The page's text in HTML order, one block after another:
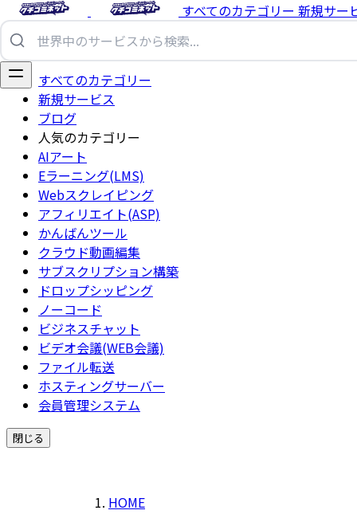
すべてのカテゴリー 新規サー
すべてのカテゴリー
新規サービス
ブログ
人気のカテゴリー
AIアート
Eラーニング(LMS)
Webスクレイピング
アフィリエイト(ASP)
かんばんツール
クラウド動画編集
サブスクリプション構築
ドロップシッピング
ノーコード
ビジネスチャット
ビデオ会議(WEB会議)
ファイル転送
ホスティングサーバー
会員管理システム
閉じる
HOME